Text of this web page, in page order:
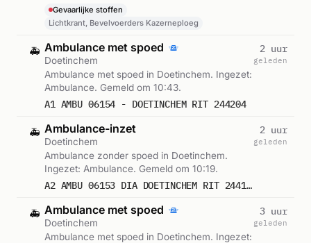
Gemeld om 13:03.
Gevaarlijke stoffen
Lichtkrant, Bevelvoerders Kazerneploeg
🚑 Ambulance met spoed
Doetinchem
Ambulance met spoed in Doetinchem. Ingezet:
Ambulance. Gemeld om 10:43.
A1 AMBU 06154 - DOETINCHEM RIT 244204
2 uur
geleden
🚑 Ambulance-inzet
Doetinchem
Ambulance zonder spoed in Doetinchem.
Ingezet: Ambulance. Gemeld om 10:19.
A2 AMBU 06153 DIA DOETINCHEM RIT 244187
2 uur
geleden
🚑 Ambulance met spoed
Doetinchem
Ambulance met spoed in Doetinchem. Ingezet:
3 uur
geleden